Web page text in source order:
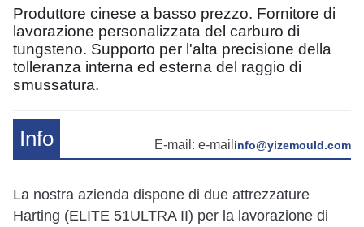
Produttore cinese a basso prezzo. Fornitore di
lavorazione personalizzata del carburo di
tungsteno. Supporto per l'alta precisione della
tolleranza interna ed esterna del raggio di
smussatura.
Info E-mail: e-mail info@yizemould.com
La nostra azienda dispone di due attrezzature
Harting (ELITE 51ULTRA II) per la lavorazione di